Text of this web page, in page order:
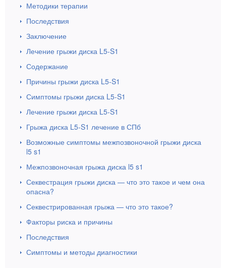
Методики терапии
Последствия
Заключение
Лечение грыжи диска L5-S1
Содержание
Причины грыжи диска L5-S1
Симптомы грыжи диска L5-S1
Лечение грыжи диска L5-S1
Грыжа диска L5-S1 лечение в СПб
Возможные симптомы межпозвоночной грыжи диска
l5 s1
Межпозвоночная грыжа диска l5 s1
Секвестрация грыжи диска — что это такое и чем она
опасна?
Секвестрированная грыжа — что это такое?
Факторы риска и причины
Последствия
Симптомы и методы диагностики